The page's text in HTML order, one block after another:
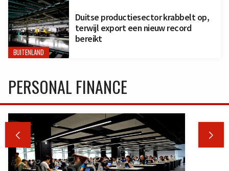
BUITENLAND
Duitse productiesector krabbelt op,
terwijl export een nieuw record
bereikt
PERSONAL FINANCE
 